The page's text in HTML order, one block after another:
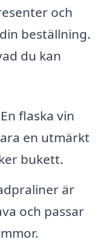
och
beställning.
du kan
En flaska vin
en utmärkt
bukett.
är
och passar